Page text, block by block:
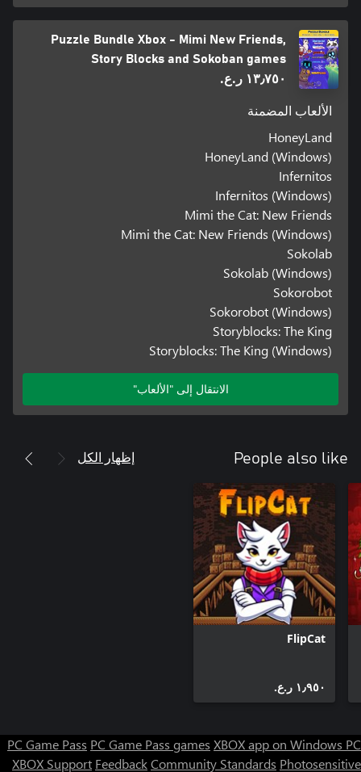
Puzzle Bundle Xbox - Mimi New Friends,
Story Blocks and Sokoban games
١٣٫٧٥٠ ر.ع.‏
الألعاب المضمنة
HoneyLand
HoneyLand (Windows)
Infernitos
Infernitos (Windows)
Mimi the Cat: New Friends
Mimi the Cat: New Friends (Windows)
Sokolab
Sokolab (Windows)
Sokorobot
Sokorobot (Windows)
Storyblocks: The King
Storyblocks: The King (Windows)
الانتقال إلى "الألعاب"
People also like إظهار الكل
FlipCat
١٫٩٥٠ ر.ع.‏
PC Game Pass PC Game Pass games XBOX app on Windows PC
XBOX Support FeedbackCommunity Standards Photosensitive